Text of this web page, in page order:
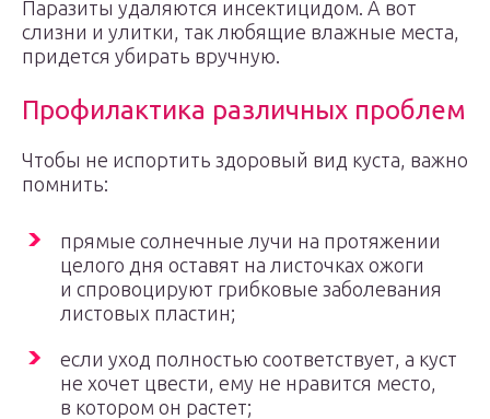
Паразиты удаляются инсектицидом. А вот
слизни и улитки, так любящие влажные места,
придется убирать вручную.
Профилактика различных проблем
Чтобы не испортить здоровый вид куста, важно
помнить:
прямые солнечные лучи на протяжении
целого дня оставят на листочках ожоги
и спровоцируют грибковые заболевания
листовых пластин;
если уход полностью соответствует, а куст
не хочет цвести, ему не нравится место,
в котором он растет;